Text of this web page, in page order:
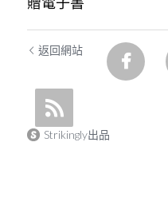
贈電子書
返回網站
Strikingly出品